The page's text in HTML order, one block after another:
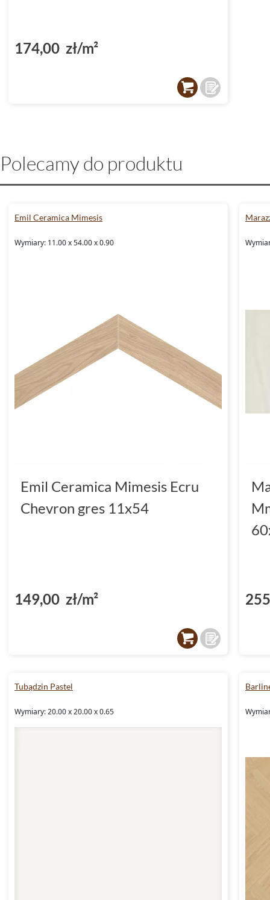
174,00 zł/m²
Polecamy do produktu
Emil Ceramica Mimesis
Wymiary: 11.00 x 54.00 x 0.90
Emil Ceramica Mimesis Ecru
Chevron gres 11x54
149,00 zł/m²
Tubądzin Pastel
Wymiary: 20.00 x 20.00 x 0.65